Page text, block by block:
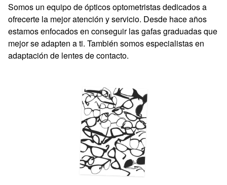
Somos un equipo de ópticos optometristas dedicados a
ofrecerte la mejor atención y servicio. Desde hace años
estamos enfocados en conseguir las gafas graduadas que
mejor se adapten a ti. También somos especialistas en
adaptación de lentes de contacto.